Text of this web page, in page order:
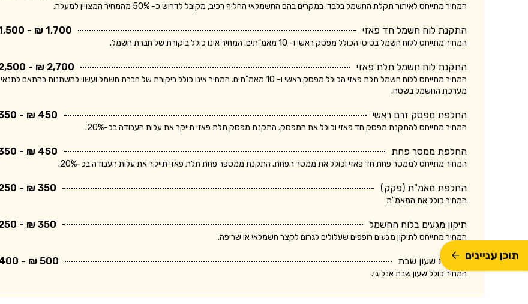
המחיר מתייחס לאיתור תקלת החשמל בלבד. במקרים בהם החשמלאי החליף רכיב, מקובל לדרוש כ- 50% מהמחיר המצויין למעלה.
התקנת לוח חשמל חד פאזי 1,700 ₪ - 1,500 ₪
המחיר מתייחס ללוח חשמל בסיסי הכולל מפסק ראשי ו- 10 מאמ"תים. המחיר אינו כולל ביקורת של חברת חשמל.
התקנת לוח חשמל תלת פאזי 2,700 ₪ - 2,500 ₪
המחיר מתייחס ללוח חשמל תלת פאזי הכולל מפסק ראשי ו- 10 מאמ"תים. המחיר אינו כולל ביקורת של חברת חשמל ועשוי להשתנות בהתאם לתנאי
מערכת החשמל בשטח.
החלפת מפסק זרם ראשי 450 ₪ - 350 ₪
המחיר מתייחס להתקנת מפסק חד פאזי וכולל את המפסק. התקנת מפסק תלת פאזי תייקר את עלות העבודה בכ-20%.
החלפת ממסר פחת 450 ₪ - 350 ₪
המחיר מתייחס לממסר פחת חד פאזי וכולל את ממסר הפחת. התקנת ממספר פחת תלת פאזי תייקר את עלות העבודה בכ-20%.
החלפת מאמ"ת (פקק) 350 ₪ - 250 ₪
המחיר כולל את המאמ"ת
תיקון מגעים בלוח החשמל 350 ₪ - 250 ₪
המחיר מתייחס לתיקון מגעים רופפים שעלולים לגרום לקצר חשמלאי או שריפה.
התקנת שעון שבת 500 ₪ - 400 ₪
המחיר כולל שעון שבת אנלוגי.
תוכן עניינים